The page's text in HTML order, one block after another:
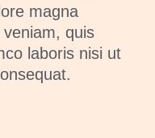
magna
quis
laboris nisi ut